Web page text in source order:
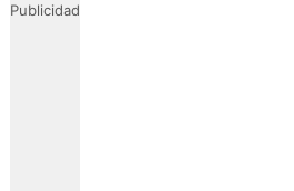
Publicidad